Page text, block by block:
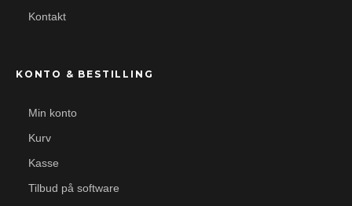
Kontakt
KONTO & BESTILLING
Min konto
Kurv
Kasse
Tilbud på software